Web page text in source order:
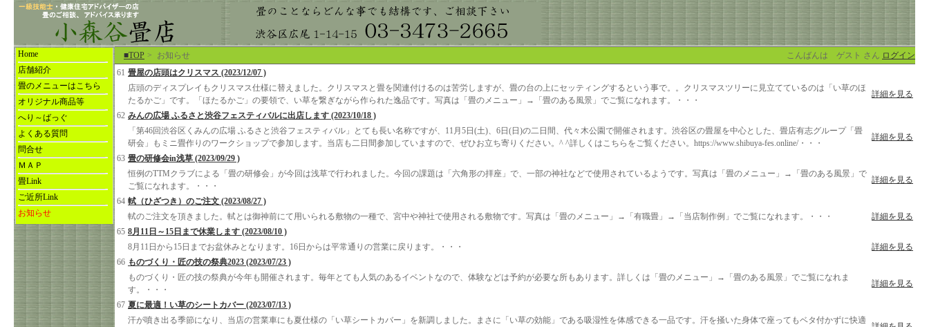
Home
店舗紹介
畳のメニューはこちら
オリジナル商品等
へり～ばっぐ
よくある質問
問合せ
ＭＡＰ
畳Link
ご近所Link
お知らせ
■TOP > お知らせ こんばんは ゲスト さん ログイン
61 畳屋の店頭はクリスマス (2023/12/07 )
店頭のディスプレイもクリスマス仕様に替えました。クリスマスと畳を関連付けるのは苦労しますが、畳の台の上にセッティングするという事で。。クリスマスツリーに見立てているのは「い草のほ
たるかご」です。「ほたるかご」の要領で、い草を繋ぎながら作られた逸品です。写真は「畳のメニュー」→「畳のある風景」でご覧になれます。・・・
詳細を見る
62 みんの広場 ふるさと渋谷フェスティバルに出店します (2023/10/18 )
「第46回渋谷区くみんの広場 ふるさと渋谷フェスティバル」とても長い名称ですが、11月5日(土)、6日(日)の二日間、代々木公園で開催されます。渋谷区の畳屋を中心とした、畳店有志グループ「畳
研会」もミニ畳作りのワークショップで参加します。当店も二日間参加していますので、ぜひお立ち寄りください。^ ^詳しくはこちらをご覧ください。https://www.shibuya-fes.online/・・・
詳細を見る
63 畳の研修会in浅草 (2023/09/29 )
恒例のTTMクラブによる「畳の研修会」が今回は浅草で行われました。今回の課題は「六角形の拝座」で、一部の神社などで使用されているようです。写真は「畳のメニュー」→「畳のある風景」で
ご覧になれます。・・・
詳細を見る
64 軾（ひざつき）のご注文 (2023/08/27 )
軾のご注文を頂きました。軾とは御神前にて用いられる敷物の一種で、宮中や神社で使用される敷物です。写真は「畳のメニュー」→「有職畳」→「当店制作例」でご覧になれます。・・・
詳細を見る
65 8月11日～15日まで休業します (2023/08/10 )
8月11日から15日までお盆休みとなります。16日からは平常通りの営業に戻ります。・・・
詳細を見る
66 ものづくり・匠の技の祭典2023 (2023/07/23 )
ものづくり・匠の技の祭典が今年も開催されます。毎年とても人気のあるイベントなので、体験などは予約が必要な所もあります。詳しくは「畳のメニュー」→「畳のある風景」でご覧になれま
す。・・・
詳細を見る
67 夏に最適！い草のシートカバー (2023/07/13 )
汗が噴き出る季節になり、当店の営業車にも夏仕様の「い草シートカバー」を新調しました。まさに「い草の効能」である吸湿性を体感できる一品です。汗を掻いた身体で座ってもベタ付かずに快適